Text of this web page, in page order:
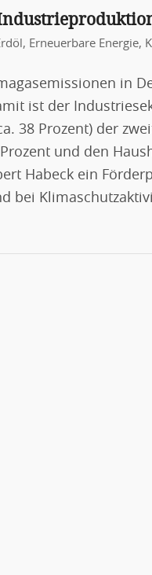
, Erneuerbare Energie,
in
ist der
38 Prozent) der
und den
Habeck ein
bei